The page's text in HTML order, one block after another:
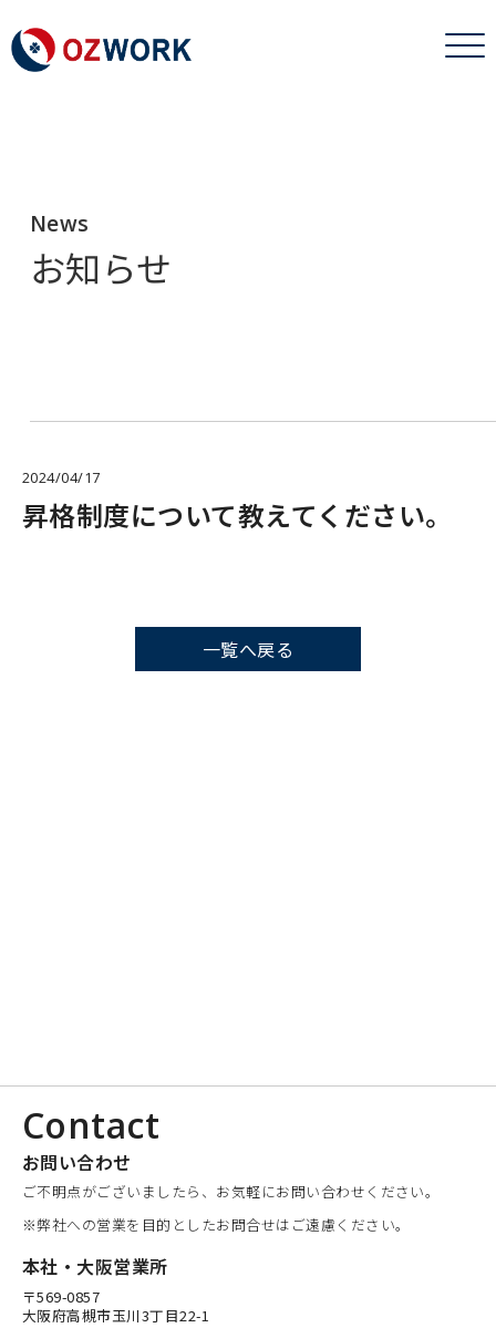
News
お知らせ
2024/04/17
昇格制度について教えてください。
一覧へ戻る
Contact
お問い合わせ
ご不明点がございましたら、お気軽にお問い合わせください。
※弊社への営業を目的としたお問合せはご遠慮ください。
本社・大阪営業所
〒569-0857
大阪府高槻市玉川3丁目22-1